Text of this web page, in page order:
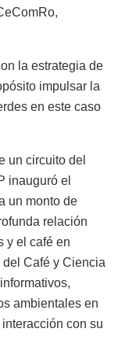
la estrategia de
impulsar la
en este caso
un circuito del
inauguró el
un monto de
relación
y el café en
Café y Ciencia
ambientales en
con su